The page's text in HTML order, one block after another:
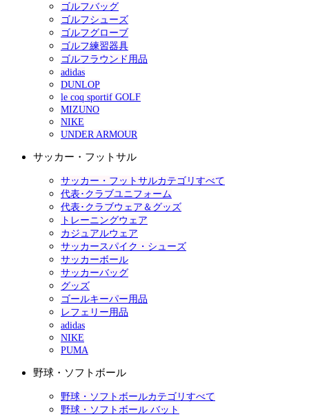
ゴルフバッグ
ゴルフシューズ
ゴルフグローブ
ゴルフ練習器具
ゴルフラウンド用品
adidas
DUNLOP
le coq sportif GOLF
MIZUNO
NIKE
UNDER ARMOUR
サッカー・フットサル
サッカー・フットサルカテゴリすべて
代表･クラブユニフォーム
代表･クラブウェア＆グッズ
トレーニングウェア
カジュアルウェア
サッカースパイク・シューズ
サッカーボール
サッカーバッグ
グッズ
ゴールキーパー用品
レフェリー用品
adidas
NIKE
PUMA
野球・ソフトボール
野球・ソフトボールカテゴリすべて
野球・ソフトボール バット